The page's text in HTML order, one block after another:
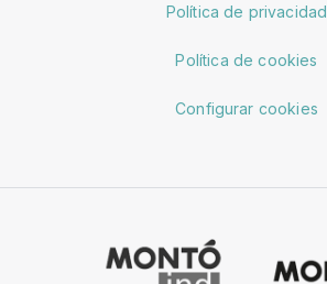
Política de privacidad
Política de cookies
Configurar cookies